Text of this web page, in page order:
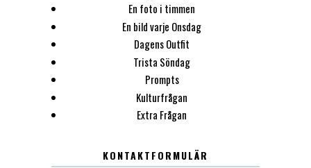
En foto i timmen
En bild varje Onsdag
Dagens Outfit
Trista Söndag
Prompts
Kulturfrågan
Extra Frågan
KONTAKTFORMULÄR